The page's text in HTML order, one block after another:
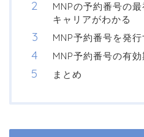
MNPの予約番号の
キャリアがわかる
MNP予約番号を発
MNP予約番号の有効
まとめ